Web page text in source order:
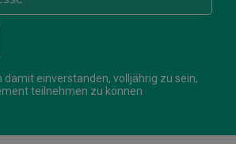
damit einverstanden, volljährig zu sein,
teilnehmen zu können